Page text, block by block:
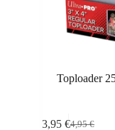
Toploader
4,95€
3,95 €